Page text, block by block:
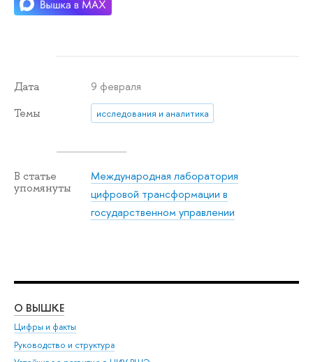
Дата 9 февраля
Темы исследования и аналитика
В статье
упомянуты
Международная лаборатория
цифровой трансформации в
государственном управлении
О ВЫШКЕ
Цифры и факты
Руководство и структура